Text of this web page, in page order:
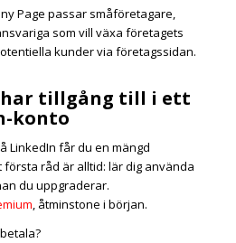
Page passar småföretagare,
som vill växa företagets
kunder via företagssidan.
har tillgång till i ett
konto
LinkedIn får du en mängd
råd är alltid: lär dig använda
du uppgraderar.
, åtminstone i början.